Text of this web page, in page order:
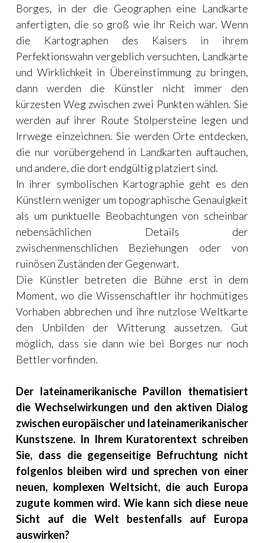
Borges, in der die Geographen eine Landkarte
anfertigten, die so groß wie ihr Reich war. Wenn
die Kartographen des Kaisers in ihrem
Perfektionswahn vergeblich versuchten, Landkarte
und Wirklichkeit in Übereinstimmung zu bringen,
dann werden die Künstler nicht immer den
kürzesten Weg zwischen zwei Punkten wählen. Sie
werden auf ihrer Route Stolpersteine legen und
Irrwege einzeichnen. Sie werden Orte entdecken,
die nur vorübergehend in Landkarten auftauchen,
und andere, die dort endgültig platziert sind.
In ihrer symbolischen Kartographie geht es den
Künstlern weniger um topographische Genauigkeit
als um punktuelle Beobachtungen von scheinbar
nebensächlichen Details der
zwischenmenschlichen Beziehungen oder von
ruinösen Zuständen der Gegenwart.
Die Künstler betreten die Bühne erst in dem
Moment, wo die Wissenschaftler ihr hochmütiges
Vorhaben abbrechen und ihre nutzlose Weltkarte
den Unbilden der Witterung aussetzen. Gut
möglich, dass sie dann wie bei Borges nur noch
Bettler vorfinden.
Der lateinamerikanische Pavillon thematisiert
die Wechselwirkungen und den aktiven Dialog
zwischen europäischer und lateinamerikanischer
Kunstszene. In Ihrem Kuratorentext schreiben
Sie, dass die gegenseitige Befruchtung nicht
folgenlos bleiben wird und sprechen von einer
neuen, komplexen Weltsicht, die auch Europa
zugute kommen wird. Wie kann sich diese neue
Sicht auf die Welt bestenfalls auf Europa
auswirken?